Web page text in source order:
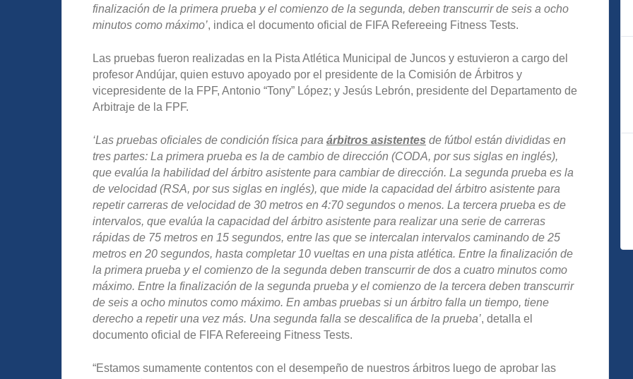
finalización de la primera prueba y el comienzo de la segunda, deben transcurrir de seis a ocho
minutos como máximo’, indica el documento oficial de FIFA Refereeing Fitness Tests.
Las pruebas fueron realizadas en la Pista Atlética Municipal de Juncos y estuvieron a cargo del
profesor Andújar, quien estuvo apoyado por el presidente de la Comisión de Árbitros y
vicepresidente de la FPF, Antonio “Tony” López; y Jesús Lebrón, presidente del Departamento de
Arbitraje de la FPF.
‘Las pruebas oficiales de condición física para árbitros asistentes de fútbol están divididas en
tres partes: La primera prueba es la de cambio de dirección (CODA, por sus siglas en inglés),
que evalúa la habilidad del árbitro asistente para cambiar de dirección. La segunda prueba es la
de velocidad (RSA, por sus siglas en inglés), que mide la capacidad del árbitro asistente para
repetir carreras de velocidad de 30 metros en 4:70 segundos o menos. La tercera prueba es de
intervalos, que evalúa la capacidad del árbitro asistente para realizar una serie de carreras
rápidas de 75 metros en 15 segundos, entre las que se intercalan intervalos caminando de 25
metros en 20 segundos, hasta completar 10 vueltas en una pista atlética. Entre la finalización de
la primera prueba y el comienzo de la segunda deben transcurrir de dos a cuatro minutos como
máximo. Entre la finalización de la segunda prueba y el comienzo de la tercera deben transcurrir
de seis a ocho minutos como máximo. En ambas pruebas si un árbitro falla un tiempo, tiene
derecho a repetir una vez más. Una segunda falla se descalifica de la prueba’, detalla el
documento oficial de FIFA Refereeing Fitness Tests.
“Estamos sumamente contentos con el desempeño de nuestros árbitros luego de aprobar las